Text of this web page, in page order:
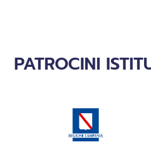
PATROCINI